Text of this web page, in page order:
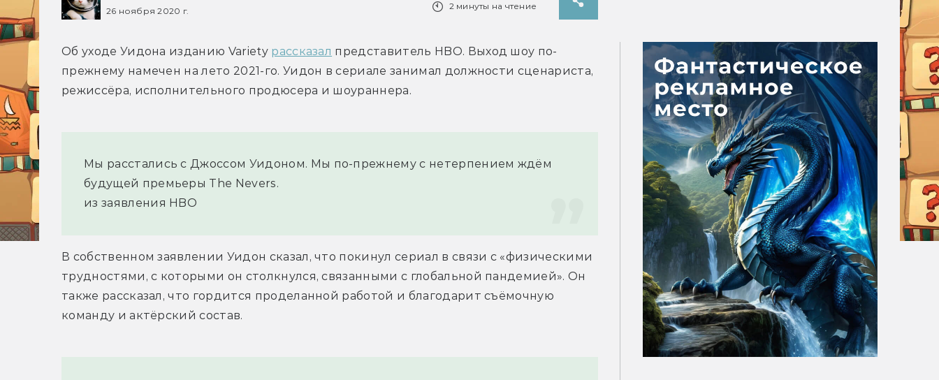
26 ноября 2020 г.
2 минуты на чтение
Об уходе Уидона изданию Variety рассказал представитель HBO. Выход шоу по-
прежнему намечен на лето 2021-го. Уидон в сериале занимал должности сценариста,
режиссёра, исполнительного продюсера и шоураннера.
Мы расстались с Джоссом Уидоном. Мы по-прежнему с нетерпением ждём
будущей премьеры The Nevers.
из заявления HBO
В собственном заявлении Уидон сказал, что покинул сериал в связи с «физическими
трудностями, с которыми он столкнулся, связанными с глобальной пандемией». Он
также рассказал, что гордится проделанной работой и благодарит съёмочную
команду и актёрский состав.